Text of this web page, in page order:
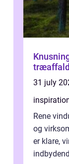
31 july
Rene
og
er klare,